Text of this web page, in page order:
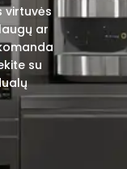
virtuvės
ar
su